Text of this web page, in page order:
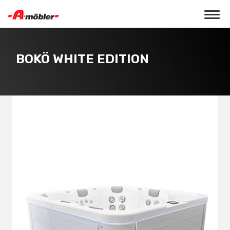
Toggle
BOKÖ WHITE EDITION